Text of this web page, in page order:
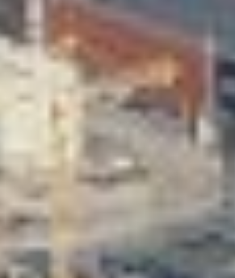
Taideapteekki
Kirjasto
Valon Kaupunki
Lasten Lysti & LystiKylä-festivaali